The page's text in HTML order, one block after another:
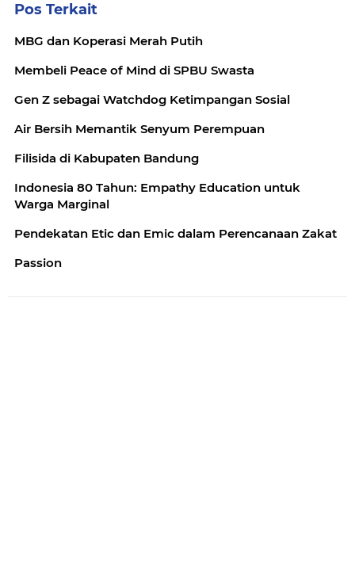
Pos Terkait
MBG dan Koperasi Merah Putih
Membeli Peace of Mind di SPBU Swasta
Gen Z sebagai Watchdog Ketimpangan Sosial
Air Bersih Memantik Senyum Perempuan
Filisida di Kabupaten Bandung
Indonesia 80 Tahun: Empathy Education untuk
Warga Marginal
Pendekatan Etic dan Emic dalam Perencanaan Zakat
Passion